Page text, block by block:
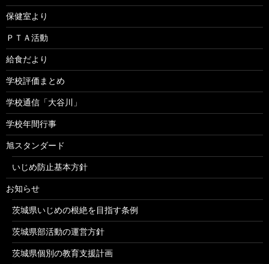
保健室より
ＰＴＡ活動
給食だより
学校評価まとめ
学校通信「大谷川」
学校年間行事
旭スタンダード
いじめ防止基本方針
お知らせ
茨城県いじめの根絶を目指す条例
茨城県部活動の運営方針
茨城県個別の教育支援計画